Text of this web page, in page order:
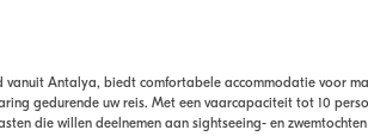
vanuit Antalya, biedt comfortabele accommodatie voor
gedurende uw reis. Met een vaarcapaciteit tot 10
die willen deelnemen aan sightseeing- en